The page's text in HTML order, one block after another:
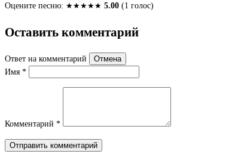
Оцените песню: ★★★★★ 5.00 (1 голос)
Оставить комментарий
Ответ на комментарий
Отмена
Имя *
Комментарий *
Отправить комментарий